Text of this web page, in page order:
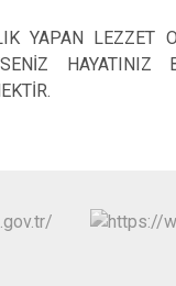
LEZZET
HAYATINIZ